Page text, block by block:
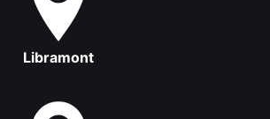
Libramont